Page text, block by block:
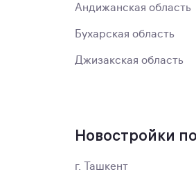
Андижанская область
Бухарская область
Джизакская область
Новостройки
г. Ташкент